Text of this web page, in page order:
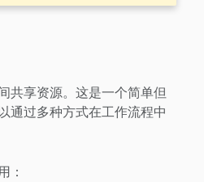
共享资源。这是一个简单但
通过多种方式在工作流程中
：